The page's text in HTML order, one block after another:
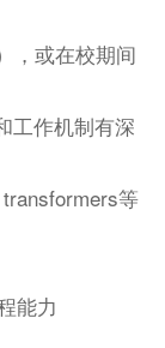
，或在校期间
工作机制有深
等
能力